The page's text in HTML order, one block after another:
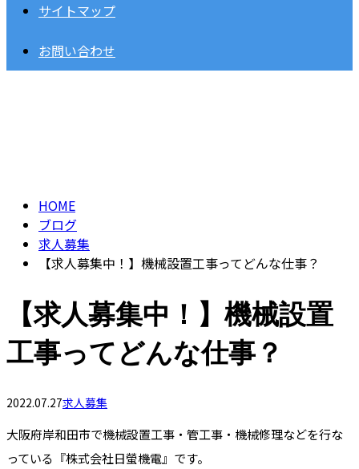
サイトマップ
お問い合わせ
HOME
ブログ
求人募集
【求人募集中！】機械設置工事ってどんな仕事？
【求人募集中！】機械設置
工事ってどんな仕事？
2022.07.27求人募集
大阪府岸和田市で機械設置工事・管工事・機械修理などを行な
っている『株式会社日螢機電』です。